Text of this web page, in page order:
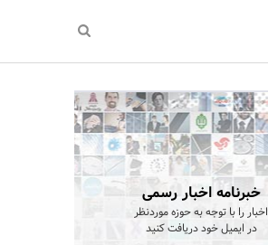
خبرنامه اخبار رسمی
اخبار را با توجه به حوزه موردنظر
در ایمیل خود دریافت کنید